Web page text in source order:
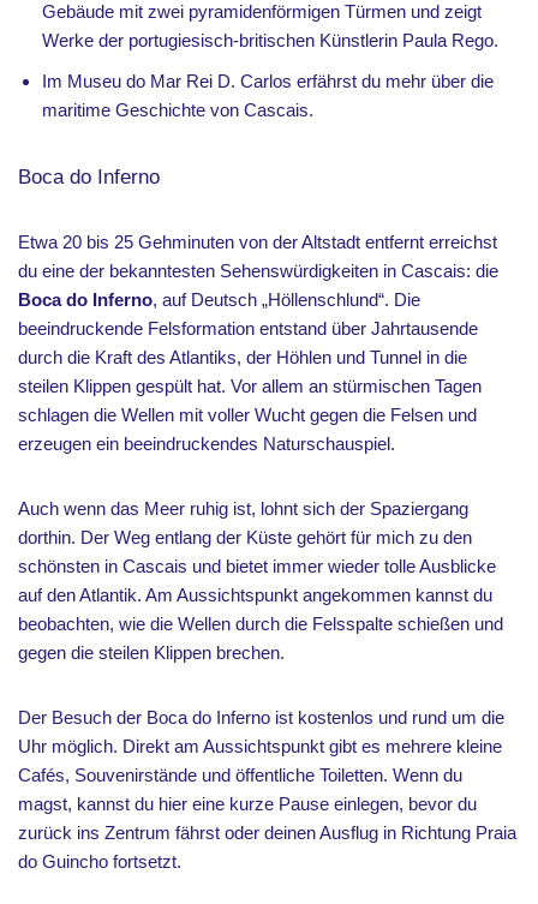
Gebäude mit zwei pyramidenförmigen Türmen und zeigt
Werke der portugiesisch-britischen Künstlerin Paula Rego.
Im Museu do Mar Rei D. Carlos erfährst du mehr über die
maritime Geschichte von Cascais.
Boca do Inferno
Etwa 20 bis 25 Gehminuten von der Altstadt entfernt erreichst
du eine der bekanntesten Sehenswürdigkeiten in Cascais: die
Boca do Inferno, auf Deutsch „Höllenschlund“. Die
beeindruckende Felsformation entstand über Jahrtausende
durch die Kraft des Atlantiks, der Höhlen und Tunnel in die
steilen Klippen gespült hat. Vor allem an stürmischen Tagen
schlagen die Wellen mit voller Wucht gegen die Felsen und
erzeugen ein beeindruckendes Naturschauspiel.
Auch wenn das Meer ruhig ist, lohnt sich der Spaziergang
dorthin. Der Weg entlang der Küste gehört für mich zu den
schönsten in Cascais und bietet immer wieder tolle Ausblicke
auf den Atlantik. Am Aussichtspunkt angekommen kannst du
beobachten, wie die Wellen durch die Felsspalte schießen und
gegen die steilen Klippen brechen.
Der Besuch der Boca do Inferno ist kostenlos und rund um die
Uhr möglich. Direkt am Aussichtspunkt gibt es mehrere kleine
Cafés, Souvenirstände und öffentliche Toiletten. Wenn du
magst, kannst du hier eine kurze Pause einlegen, bevor du
zurück ins Zentrum fährst oder deinen Ausflug in Richtung Praia
do Guincho fortsetzt.